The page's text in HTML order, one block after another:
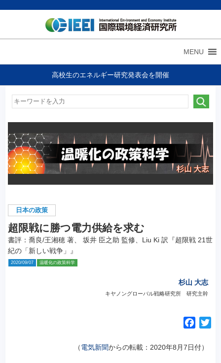
MENU
高校生のエネルギー研究発表会を開催
日本の政策
超限戦に勝つ電力供給を求む
書評：喬良/王湘穂 著、 坂井 臣之助 監修、Liu Ki 訳『超限戦 21世
紀の「新しい戦争」』
2020/09/07 温暖化の政策科学
杉山 大志
キヤノングローバル戦略研究所 研究主幹
c
（電気新聞からの転載：2020年8月7日付）